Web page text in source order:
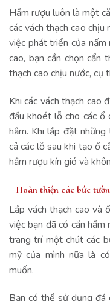
Hầm rượu luôn là một
các vách thạch cao
việc phát triển của nấm
cao, bạn cần chọn cẩn
thạch cao chịu nước, cụ
Khi các vách thạch cao
đầu khoét lỗ cho các ổ
hầm. Khi lắp đặt
cả các lỗ sau khi tạo ổ
hầm rượu kín gió và
+ Hoàn thiện các bức
Lắp vách thạch cao và
việc bạn đã có căn hầm
trang trí một chút các
mỹ của mình nữa là
muốn.
Bạn có thể sử dụng đá